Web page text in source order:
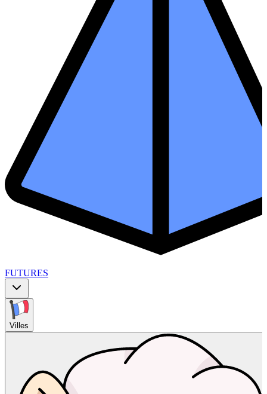
FUTURES
Villes